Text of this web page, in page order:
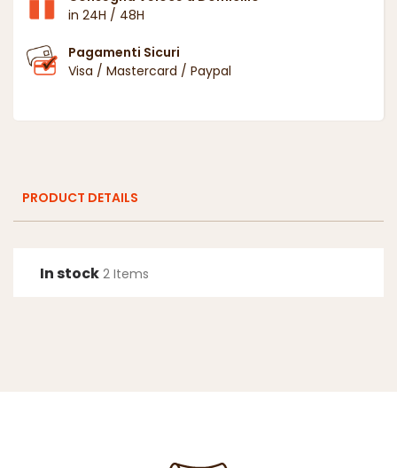
in 24H / 48H
Pagamenti Sicuri
Visa / Mastercard / Paypal
PRODUCT DETAILS
In stock 2 Items